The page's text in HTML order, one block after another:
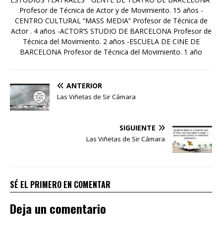
Profesor de Técnica de Actor y de Movimiento. 15 años -
CENTRO CULTURAL “MASS MEDIA” Profesor de Técnica de
Actor . 4 años -ACTOR’S STUDIO DE BARCELONA Profesor de
Técnica del Movimiento. 2 años -ESCUELA DE CINE DE
BARCELONA Profesor de Técnica del Movimiento. 1 año
ANTERIOR
Las Viñetas de Sir Cámara
SIGUIENTE
Las Viñetas de Sir Cámara
SÉ EL PRIMERO EN COMENTAR
Deja un comentario